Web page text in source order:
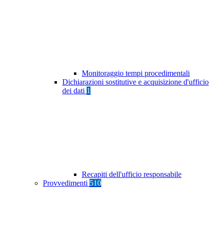
Monitoraggio tempi procedimentali
Dichiarazioni sostitutive e acquisizione d'ufficio
dei dati 1
Recapiti dell'ufficio responsabile
Provvedimenti 510